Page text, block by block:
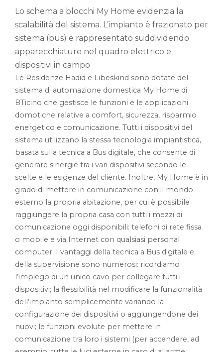
Lo schema a blocchi My Home evidenzia la
scalabilità del sistema. L’impianto è frazionato per
sistema (bus) e rappresentato suddividendo
apparecchiature nel quadro elettrico e
dispositivi in campo
Le Residenze Hadid e Libeskind sono dotate del
sistema di automazione domestica My Home di
BTicino che gestisce le funzioni e le applicazioni
domotiche relative a comfort, sicurezza, risparmio
energetico e comunicazione. Tutti i dispositivi del
sistema utilizzano la stessa tecnologia impiantistica,
basata sulla tecnica a Bus digitale, che consente di
generare sinergie tra i vari dispositivi secondo le
scelte e le esigenze del cliente. Inoltre, My Home è in
grado di mettere in comunicazione con il mondo
esterno la propria abitazione, per cui è possibile
raggiungere la propria casa con tutti i mezzi di
comunicazione oggi disponibili: telefoni di rete fissa
o mobile e via Internet con qualsiasi personal
computer. I vantaggi della tecnica a Bus digitale e
della supervisione sono numerosi: ricordiamo
l’impiego di un unico cavo per collegare tutti i
dispositivi; la flessibilità nel modificare la funzionalità
dell’impianto semplicemente variando la
configurazione dei dispositivi o aggiungendone dei
nuovi; le funzioni evolute per mettere in
comunicazione tra loro i sistemi (per accendere, ad